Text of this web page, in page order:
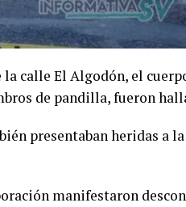
calle El Algodón, el
de pandilla, fueron
presentaban heridas a
manifestaron